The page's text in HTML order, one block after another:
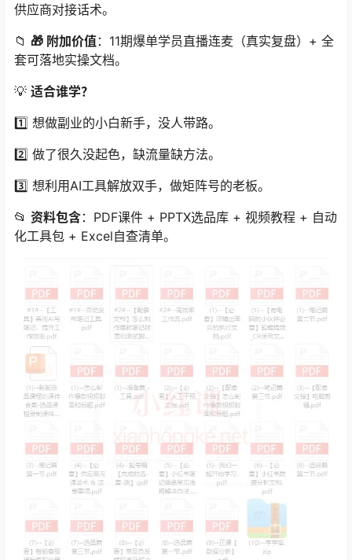
供应商对接话术。
📁 🎁 附加价值：11期爆单学员直播连麦（真实复盘）+ 全
套可落地实操文档。
💡 适合谁学？
1️⃣ 想做副业的小白新手，没人带路。
2️⃣ 做了很久没起色，缺流量缺方法。
3️⃣ 想利用AI工具解放双手，做矩阵号的老板。
📂 资料包含：PDF课件 + PPTX选品库 + 视频教程 + 自动
化工具包 + Excel自查清单。